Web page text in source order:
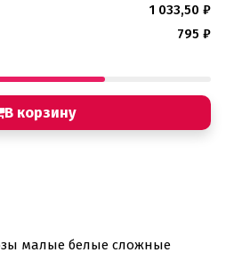
1 033,50 ₽
795 ₽
В корзину